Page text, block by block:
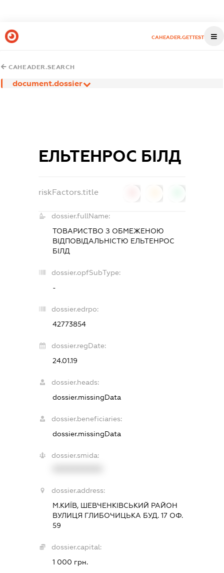
CAHEADER.GETTEST
CAHEADER.SEARCH
document.dossier
ЕЛЬТЕНРОС БІЛД
riskFactors.title
dossier.fullName:
ТОВАРИСТВО З ОБМЕЖЕНОЮ
ВІДПОВІДАЛЬНІСТЮ ЕЛЬТЕНРОС
БІЛД
dossier.opfSubType:
-
dossier.edrpo:
42773854
dossier.regDate:
24.01.19
dossier.heads:
dossier.missingData
dossier.beneficiaries:
dossier.missingData
dossier.smida:
dossier.address:
М.КИЇВ, ШЕВЧЕНКІВСЬКИЙ РАЙОН
ВУЛИЦЯ ГЛИБОЧИЦЬКА БУД. 17 ОФ.
59
dossier.capital:
1 000 грн.